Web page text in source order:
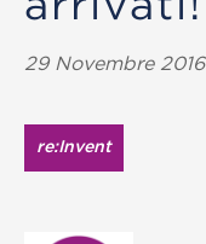
29 Novembre
re:Invent